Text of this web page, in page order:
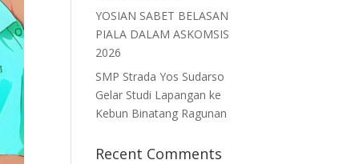
YOSIAN SABET BELASAN
PIALA DALAM ASKOMSIS
2026
SMP Strada Yos Sudarso
Gelar Studi Lapangan ke
Kebun Binatang Ragunan
Recent Comments